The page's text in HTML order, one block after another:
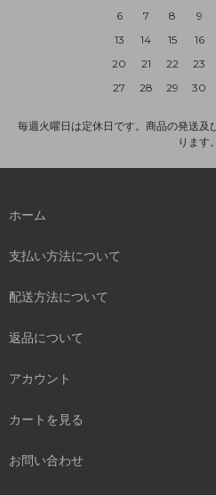
6
7 8 9
13
14 15 16
20
21 22 23
27
28 29 30
毎週火曜日は定休日です。商品の発送及
ります。
ホーム
支払い方法について
配送方法について
返品について
アカウント
カートを見る
お問い合わせ